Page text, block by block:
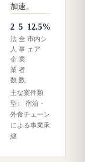
加速。
2
法
人
企
業
数
5
全
事
業
者
数
12.5%
市内シ
ェア
主な案件類
型: 宿泊・
外食チェーン
による事業承
継